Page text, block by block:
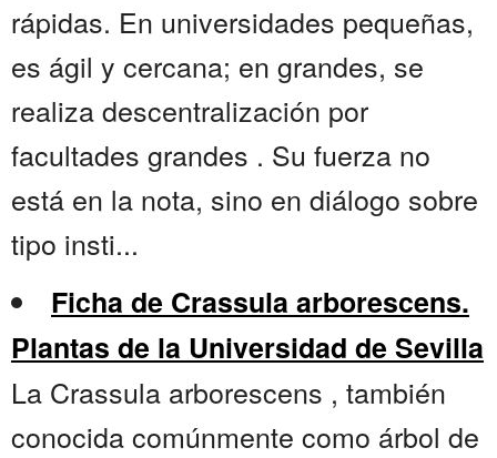
rápidas. En universidades pequeñas,
es ágil y cercana; en grandes, se
realiza descentralización por
facultades grandes . Su fuerza no
está en la nota, sino en diálogo sobre
tipo insti...
Ficha de Crassula arborescens.
Plantas de la Universidad de Sevilla
La Crassula arborescens , también
conocida comúnmente como árbol de